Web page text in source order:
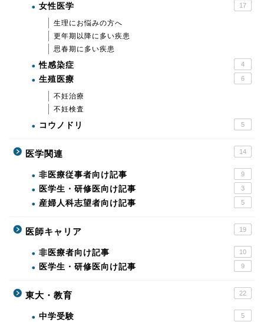
女性医学 17
生理にお悩みの方へ
更年期以降に多い疾患
思春期に多い疾患
性感染症 4
生殖医療 6
不妊治療
不妊検査
コウノドリ 5
医学関連 14
非医療従事者向け記事 9
医学生・研修医向け記事 3
産婦人科志望者向け記事 5
医師キャリア 19
非医療者向け記事 10
医学生・研修医向け記事 9
東大・教育 22
中学受験 5